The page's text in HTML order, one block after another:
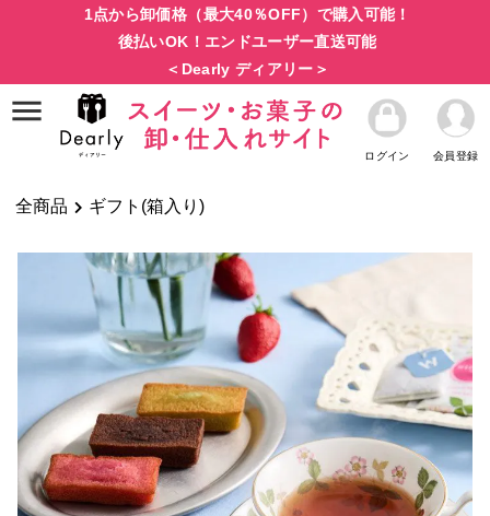
1点から卸価格（最大40％OFF）で購入可能！
後払いOK！エンドユーザー直送可能
＜Dearly ディアリー＞
ログイン 会員登録
全商品 ギフト(箱入り)